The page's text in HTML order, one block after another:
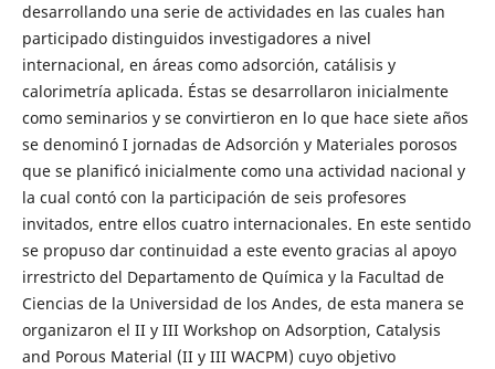
desarrollando una serie de actividades en las cuales han
participado distinguidos investigadores a nivel
internacional, en áreas como adsorción, catálisis y
calorimetría aplicada. Éstas se desarrollaron inicialmente
como seminarios y se convirtieron en lo que hace siete años
se denominó I jornadas de Adsorción y Materiales porosos
que se planificó inicialmente como una actividad nacional y
la cual contó con la participación de seis profesores
invitados, entre ellos cuatro internacionales. En este sentido
se propuso dar continuidad a este evento gracias al apoyo
irrestricto del Departamento de Química y la Facultad de
Ciencias de la Universidad de los Andes, de esta manera se
organizaron el II y III Workshop on Adsorption, Catalysis
and Porous Material (II y III WACPM) cuyo objetivo